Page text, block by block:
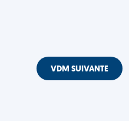
VDM SUIVANTE